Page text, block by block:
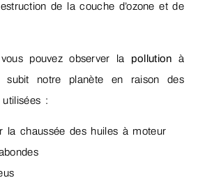
de la couche d’ozone et de
pouvez observer la pollution à
subit notre planète en raison des
utilisées :
la chaussée des huiles à moteur